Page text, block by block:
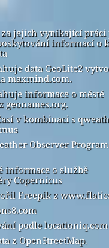
za jejich vynikající
informací o
data GeoLite2
maxmind.com.
informace o městě
geonames.org.
v kombinaci s
Observer Program
informace o službě
Copernicus
Freepik z
podle locationiq.com
z OpenStreetMap.